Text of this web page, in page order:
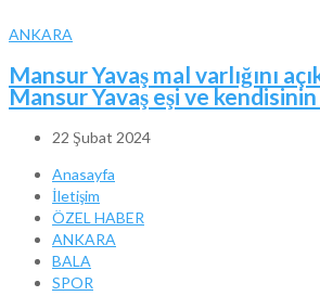
ANKARA
Mansur Yavaş mal varlığını
Mansur Yavaş eşi ve
22 Şubat 2024
Anasayfa
İletişim
ÖZEL HABER
ANKARA
BALA
SPOR